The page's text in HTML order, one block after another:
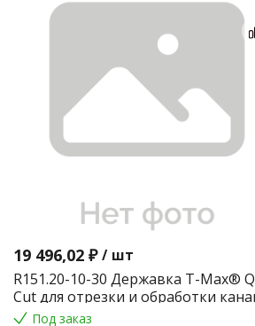
19 496,02 ₽ / шт
R151.20-10-30 Державка T-Max®
Cut для отрезки и обработки
Под заказ